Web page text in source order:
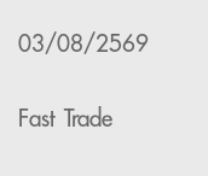
03/08/2569
Fast Trade